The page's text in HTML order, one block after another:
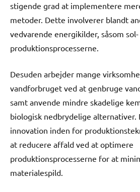
stigende grad at implementere
metoder. Dette involverer blandt
vedvarende energikilder, såsom
produktionsprocesserne.
Desuden arbejder mange
vandforbruget ved at genbruge
samt anvende mindre skadelige
biologisk nedbrydelige alternativer.
innovation inden for
at reducere affald ved at optimere
produktionsprocesserne for at
materialespild.